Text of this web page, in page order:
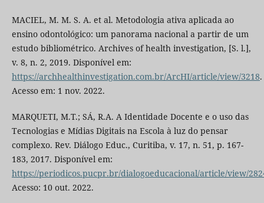
MACIEL, M. M. S. A. et al. Metodologia ativa aplicada ao
ensino odontológico: um panorama nacional a partir de um
estudo bibliométrico. Archives of health investigation, [S. l.],
v. 8, n. 2, 2019. Disponível em:
https://archhealthinvestigation.com.br/ArcHI/article/view/3218.
Acesso em: 1 nov. 2022.
MARQUETI, M.T.; SÁ, R.A. A Identidade Docente e o uso das
Tecnologias e Mídias Digitais na Escola à luz do pensar
complexo. Rev. Diálogo Educ., Curitiba, v. 17, n. 51, p. 167-
183, 2017. Disponível em:
https://periodicos.pucpr.br/dialogoeducacional/article/view/
Acesso: 10 out. 2022.